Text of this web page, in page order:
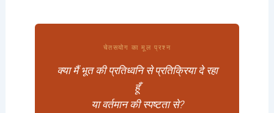
चेतसयोग का मूल प्रश्न
क्या मैं भूत की प्रतिध्वनि से प्रतिक्रिया दे रहा
हूँ
या वर्तमान की स्पष्टता से?